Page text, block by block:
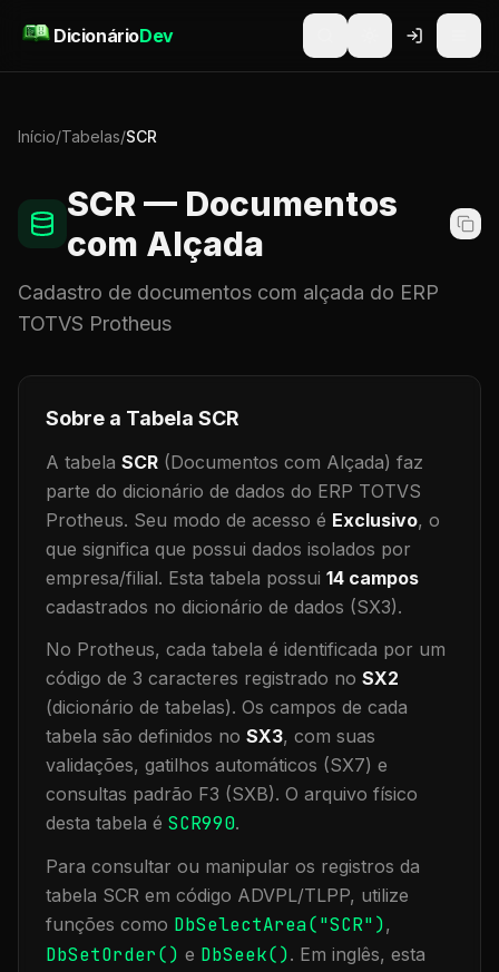
DicionárioDev
Início/Tabelas/SCR
SCR — Documentos
com Alçada
Cadastro de documentos com alçada do ERP
TOTVS Protheus
Sobre a Tabela SCR
A tabela SCR (Documentos com Alçada) faz
parte do dicionário de dados do ERP TOTVS
Protheus. Seu modo de acesso é Exclusivo, o
que significa que possui dados isolados por
empresa/filial. Esta tabela possui 14 campos
cadastrados no dicionário de dados (SX3).
No Protheus, cada tabela é identificada por um
código de 3 caracteres registrado no SX2
(dicionário de tabelas). Os campos de cada
tabela são definidos no SX3, com suas
validações, gatilhos automáticos (SX7) e
consultas padrão F3 (SXB). O arquivo físico
desta tabela é SCR990.
Para consultar ou manipular os registros da
tabela SCR em código ADVPL/TLPP, utilize
funções como DbSelectArea("SCR"),
DbSetOrder() e DbSeek(). Em inglês, esta